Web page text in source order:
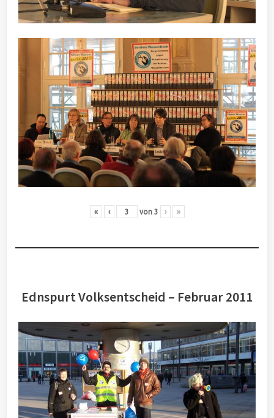
« ‹ von 3 › »
Ednspurt Volksentscheid – Februar 2011